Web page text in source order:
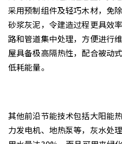
采用预制组件及轻巧木材，免
砂浆灰泥，令建造过程更具效
路和管道集中处理，方便进行
屋具备极高隔热性，配合被动
低耗能量。
其他前沿节能技术包括大阳能
力发电机、地热泵等，灰水处